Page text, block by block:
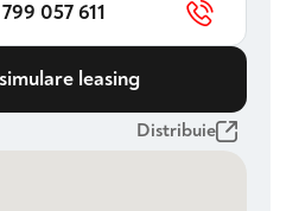
057 611
leasing
Distribuie